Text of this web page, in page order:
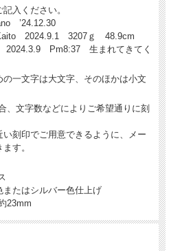
入ください。
’24.12.30
2024.9.1 3207ｇ 48.9cm
Pm8:37 生まれてきてく
一文字は大文字、そのほかは小文
、文字数などによりご希望通りに刻
刻印でご用意できるように、メー
す。
たはシルバー色仕上げ
23mm